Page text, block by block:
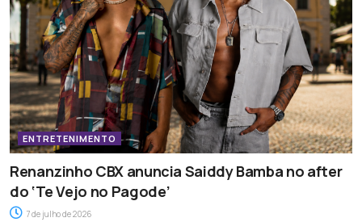
ENTRETENIMENTO
Renanzinho CBX anuncia Saiddy Bamba no after
do ‘Te Vejo no Pagode’
7 de julho de 2026